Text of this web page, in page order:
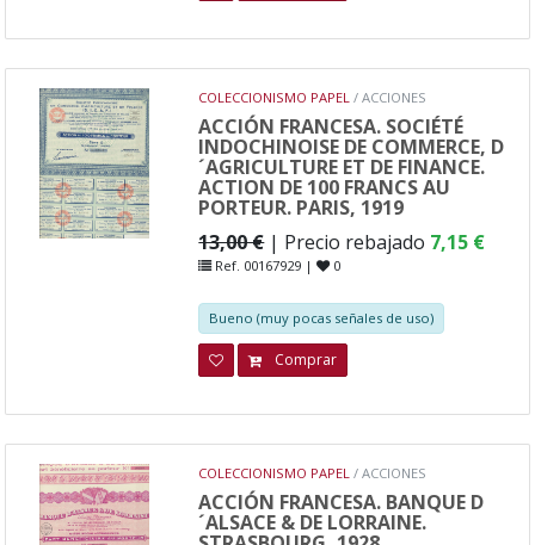
COLECCIONISMO PAPEL / ACCIONES
ACCIÓN FRANCESA. SOCIÉTÉ
INDOCHINOISE DE COMMERCE, D
´AGRICULTURE ET DE FINANCE.
ACTION DE 100 FRANCS AU
PORTEUR. PARIS, 1919
13,00 € | Precio rebajado 7,15 €
Ref. 00167929 | 0
Bueno (muy pocas señales de uso)
Comprar
COLECCIONISMO PAPEL / ACCIONES
ACCIÓN FRANCESA. BANQUE D
´ALSACE & DE LORRAINE.